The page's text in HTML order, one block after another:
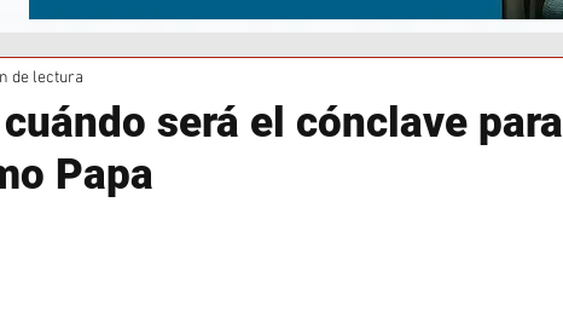
será el cónclave para
Papa
de lectura